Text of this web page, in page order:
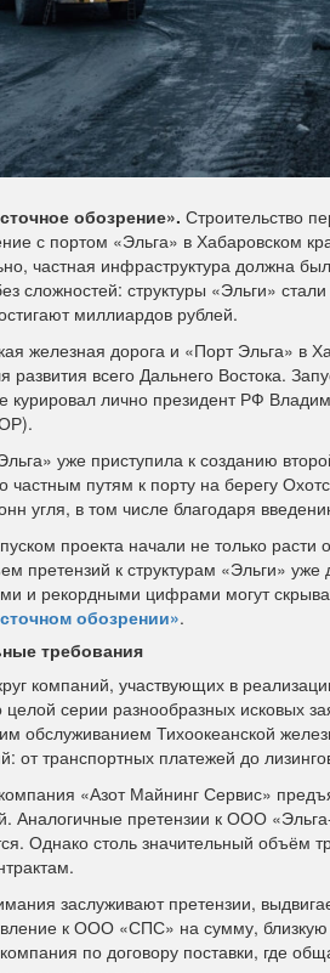
обозрение». Строительство
с портом «Эльга» в Хабаровском
частная инфраструктура должна
сложностей: структуры «Эльги»
миллиардов рублей.
железная дорога и «Порт Эльга» в
развития всего Дальнего Востока.
курировал лично президент РФ
уже приступила к созданию
частным путям к порту на берегу
угля, в том числе благодаря
проекта начали не только
претензий к структурам «Эльги»
и рекордными цифрами могут
обозрении».
требования
компаний, участвующих в
целой серии разнообразных исковых
обслуживанием Тихоокеанской
от транспортных платежей до
«Азот Майнинг Сервис»
Аналогичные претензии к ООО
Однако столь значительный объём
заслуживают претензии,
к ООО «СПС» на сумму,
по договору поставки, где